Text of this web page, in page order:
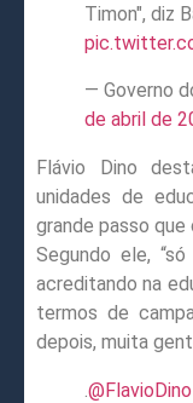
Timon", diz
— Governo
de abril de
Flávio Dino
unidades de
grande passo que
Segundo ele,
acreditando na
termos de
depois, muita
@FlavioDino